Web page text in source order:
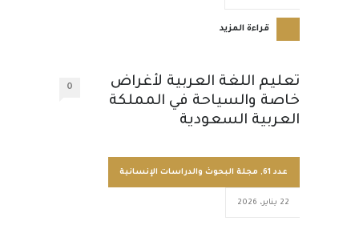
قراءة المزيد
تعليم اللغة العربية لأغراض
خاصة والسياحة في المملكة
العربية السعودية
0
عدد 61 , مجلة البحوث والدراسات الإنسانية
22 يناير، 2026